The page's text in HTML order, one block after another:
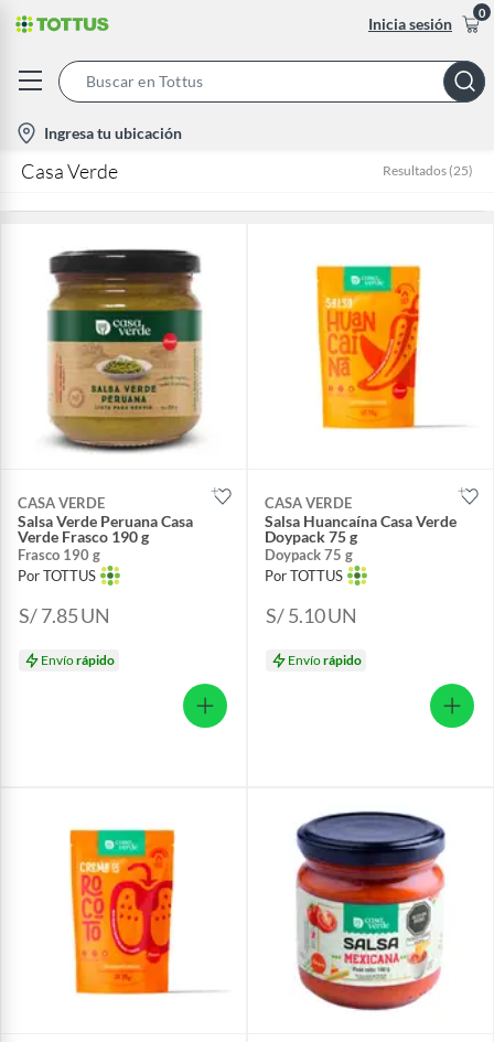
Inicia sesión
0
Bar
location-
icon
Ingresa tu ubicación
Casa Verde Resultados (25)
CASA VERDE
Salsa Verde Peruana Casa
Verde Frasco 190 g
Frasco 190 g
Por TOTTUS
S/ 7.85UN
Envíorápido
CASA VERDE
Salsa Huancaína Casa Verde
Doypack 75 g
Doypack 75 g
Por TOTTUS
S/ 5.10UN
Envíorápido